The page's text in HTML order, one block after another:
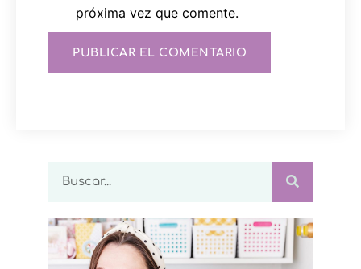
próxima vez que comente.